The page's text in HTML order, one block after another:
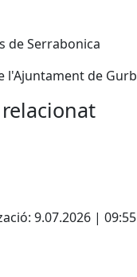
de Serrabonica
l'Ajuntament de Gurb
9.07.2026 | 09:55